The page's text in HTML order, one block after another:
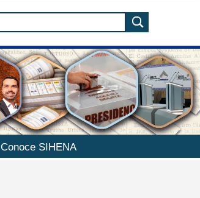
Conoce SIHENA